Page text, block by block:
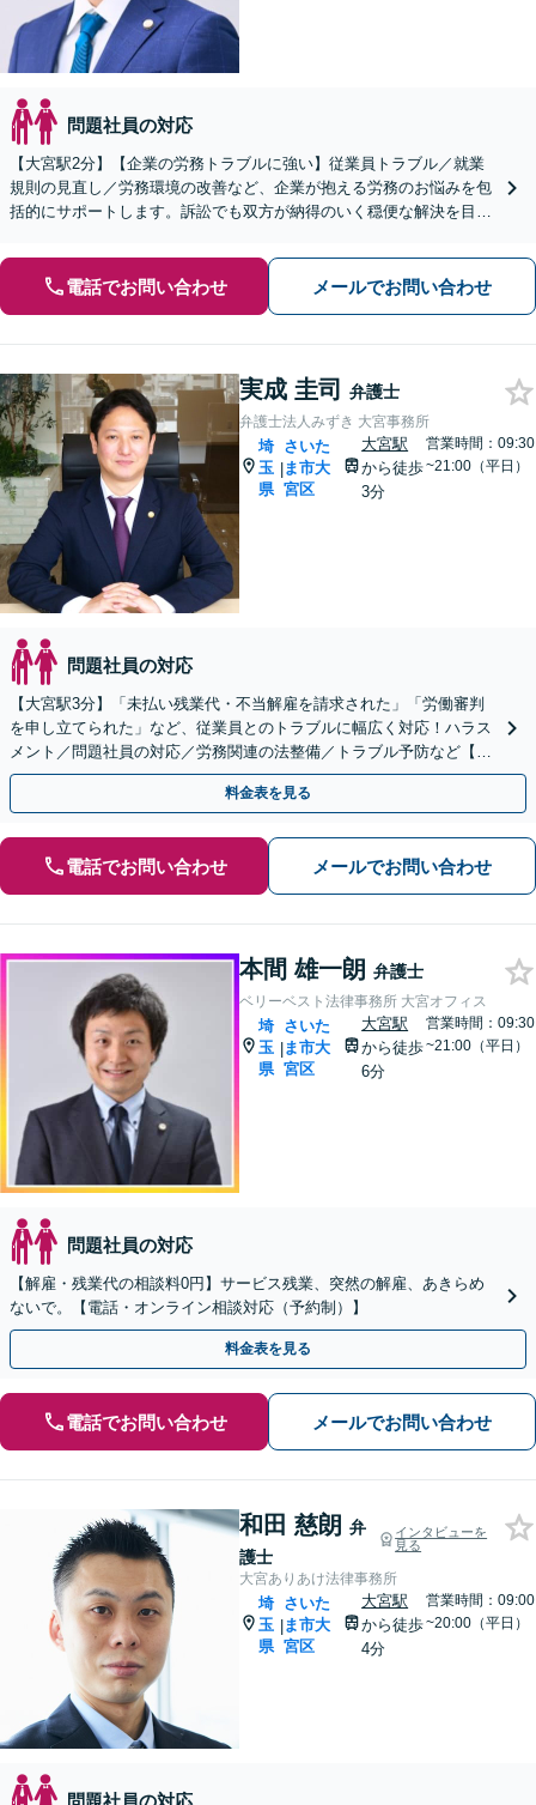
問題社員の対応
【大宮駅2分】【企業の労務トラブルに強い】従業員トラブル／就業
規則の見直し／労務環境の改善など、企業が抱える労務のお悩みを包
括的にサポートします。訴訟でも双方が納得のいく穏便な解決を目指
電話でお問い合わせ メールでお問い合わせ
実成 圭司 弁護士
弁護士法人みずき 大宮事務所
埼
玉
県
|
さいた
ま市大
宮区
大宮駅
から徒歩
3分
営業時間：09:30
~21:00（平日）
問題社員の対応
【大宮駅3分】「未払い残業代・不当解雇を請求された」「労働審判
を申し立てられた」など、従業員とのトラブルに幅広く対応！ハラス
メント／問題社員の対応／労務関連の法整備／トラブル予防など【ト
ラブル予防のための顧問弁護士】【休日・夜間面談可】
料金表を見る
電話でお問い合わせ メールでお問い合わせ
本間 雄一朗 弁護士
ベリーベスト法律事務所 大宮オフィス
埼
玉
県
|
さいた
ま市大
宮区
大宮駅
から徒歩
6分
営業時間：09:30
~21:00（平日）
問題社員の対応
【解雇・残業代の相談料0円】サービス残業、突然の解雇、あきらめ
ないで。【電話・オンライン相談対応（予約制）】
料金表を見る
電話でお問い合わせ メールでお問い合わせ
和田 慈朗 弁
護士
インタビューを
見る
大宮ありあけ法律事務所
埼
玉
県
|
さいた
ま市大
宮区
大宮駅
から徒歩
4分
営業時間：09:00
~20:00（平日）
問題社員の対応